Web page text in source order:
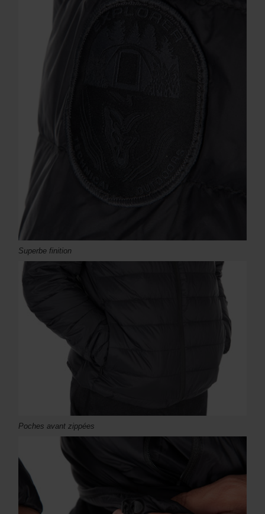
Superbe finition
Poches avant zippées